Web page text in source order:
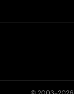
© 2003–2026